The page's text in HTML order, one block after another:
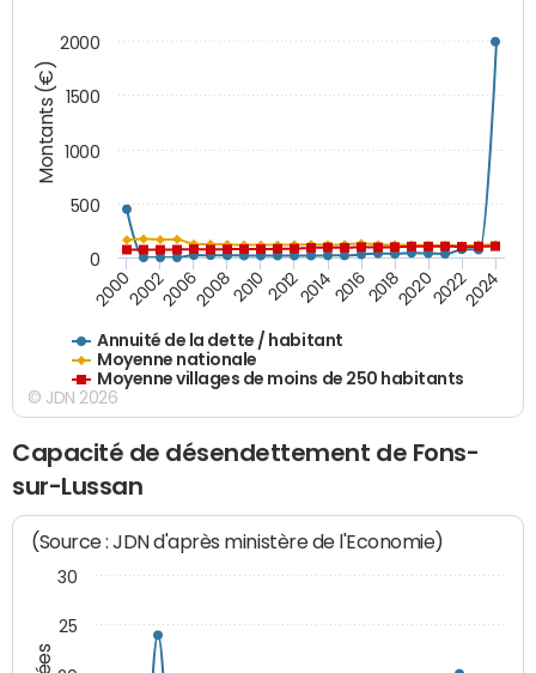
Montants (€)
Annuité de la dette / habitant
Moyenne nationale
Moyenne villages de moins de 250 habitants
200020022006200820102012201420162018202020222024
0
500
1000
1500
2000
© JDN 2026
Capacité de désendettement de Fons-
sur-Lussan
(Source : JDN d'après ministère de l'Economie)
25
30